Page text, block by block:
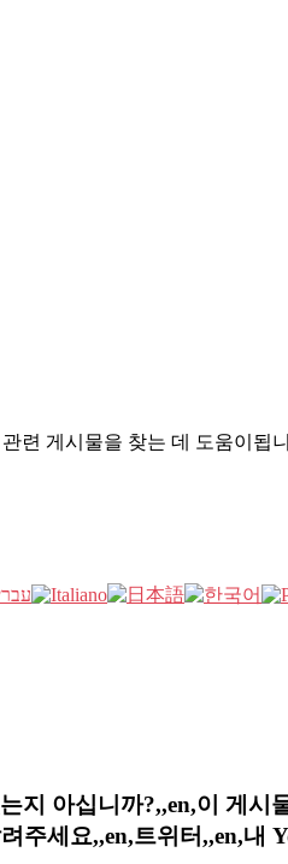
련 게시물을 찾는 데 도움이됩
지 아십니까?,,en,이 게
주세요,,en,트위터,,en,내